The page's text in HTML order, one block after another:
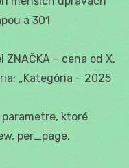
a 301
ZNAČKA – cena od X,
„Kategória – 2025
ktoré
per_page,